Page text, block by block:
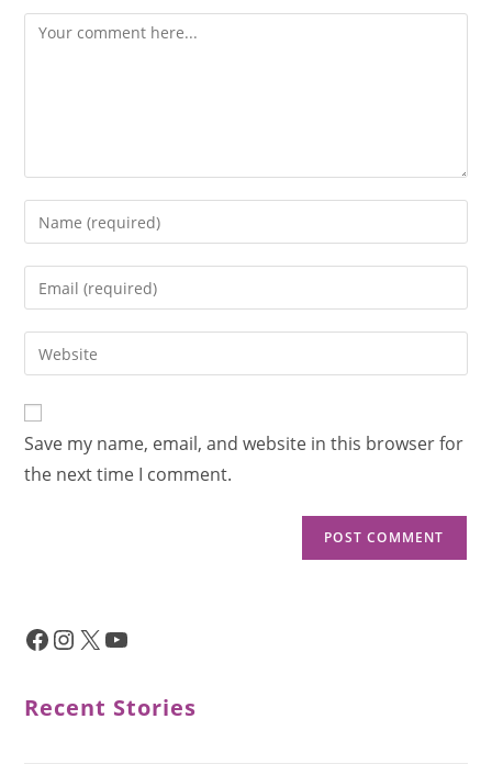
Save my name, email, and website in this browser for
the next time I comment.
Recent Stories